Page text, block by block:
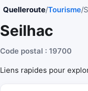
Quelleroute/Tourisme/
Seilhac
Code postal : 19700
Liens rapides pour